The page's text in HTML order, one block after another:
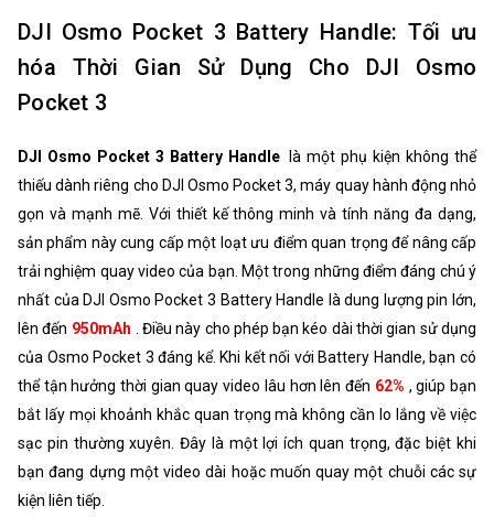
DJI Osmo Pocket 3 Battery Handle: Tối ưu
hóa Thời Gian Sử Dụng Cho DJI Osmo
Pocket 3
DJI Osmo Pocket 3 Battery Handle là một phụ kiện không thể
thiếu dành riêng cho DJI Osmo Pocket 3, máy quay hành động nhỏ
gọn và mạnh mẽ. Với thiết kế thông minh và tính năng đa dạng,
sản phẩm này cung cấp một loạt ưu điểm quan trọng để nâng cấp
trải nghiệm quay video của bạn. Một trong những điểm đáng chú ý
nhất của DJI Osmo Pocket 3 Battery Handle là dung lượng pin lớn,
lên đến 950mAh
. Điều này cho phép bạn kéo dài thời gian sử dụng
của Osmo Pocket 3 đáng kể. Khi kết nối với Battery Handle, bạn có
thể tận hưởng thời gian quay video lâu hơn lên đến 62% , giúp bạn
bắt lấy mọi khoảnh khắc quan trọng mà không cần lo lắng về việc
sạc pin thường xuyên. Đây là một lợi ích quan trọng, đặc biệt khi
bạn đang dựng một video dài hoặc muốn quay một chuỗi các sự
kiện liên tiếp.